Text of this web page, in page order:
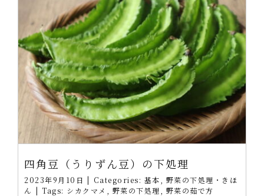
四角豆（うりずん豆）の下処理
2023年9月10日 | Categories: 基本
野菜の下処理・きほ
ん | Tags: シカクマメ 野菜の下処理 野菜の茹で方